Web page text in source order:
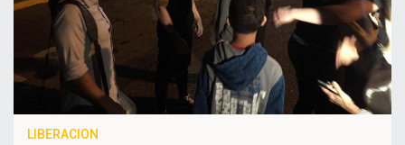
LIBERACION